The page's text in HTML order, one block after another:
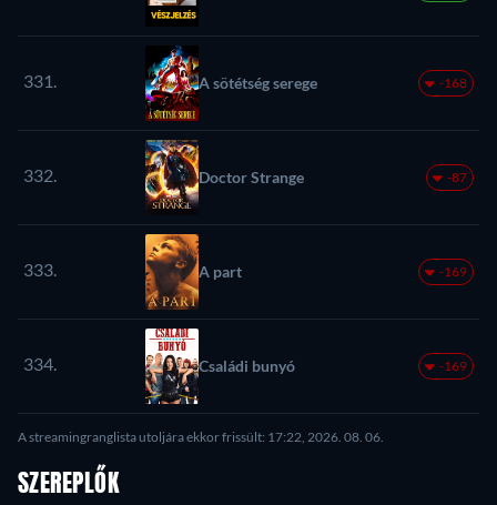
331. A sötétség serege -168
332. Doctor Strange -87
333. A part -169
334. Családi bunyó -169
A streamingranglista utoljára ekkor frissült: 17:22, 2026. 08. 06.
SZEREPLŐK